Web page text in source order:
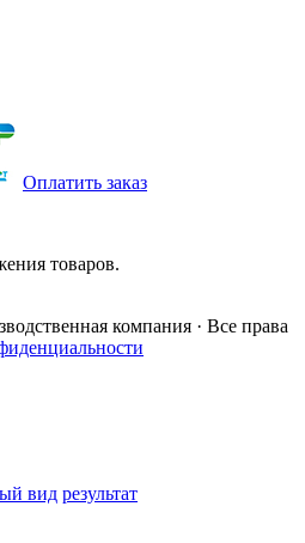
Оплатить заказ
товаров.
компания · Все права
вид результат